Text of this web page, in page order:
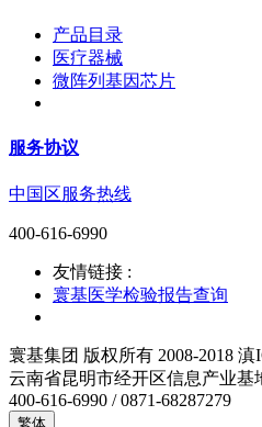
产品目录
医疗器械
微阵列基因芯片
服务协议
中国区服务热线
400-616-6990
友情链接 :
寰基医学检验报告查询
寰基集团 版权所有 2008-2018 滇
云南省昆明市经开区信息产业基
400-616-6990 / 0871-68287279
繁体